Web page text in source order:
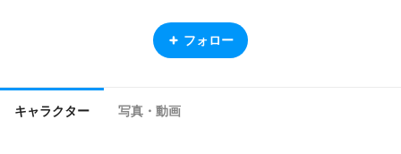
フォロー
キャラクター 写真・動画